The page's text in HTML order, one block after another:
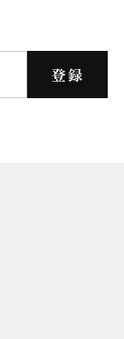
登録